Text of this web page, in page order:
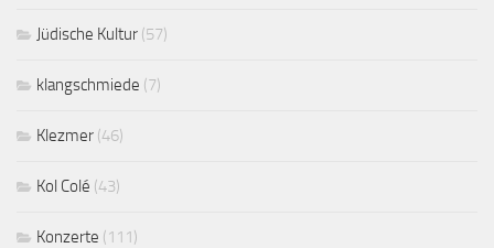
Jüdische Kultur (57)
klangschmiede (7)
Klezmer (46)
Kol Colé (43)
Konzerte (111)